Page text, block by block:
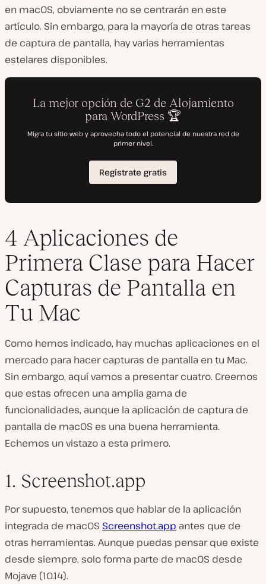
en macOS, obviamente no se centrarán en este
artículo. Sin embargo, para la mayoría de otras tareas
de captura de pantalla, hay varias herramientas
estelares disponibles.
4 Aplicaciones de
Primera Clase para Hacer
Capturas de Pantalla en
Tu Mac
Como hemos indicado, hay muchas aplicaciones en el
mercado para hacer capturas de pantalla en tu Mac.
Sin embargo, aquí vamos a presentar cuatro. Creemos
que estas ofrecen una amplia gama de
funcionalidades, aunque la aplicación de captura de
pantalla de macOS es una buena herramienta.
Echemos un vistazo a esta primero.
1. Screenshot.app
Por supuesto, tenemos que hablar de la aplicación
integrada de macOS Screenshot.app antes que de
otras herramientas. Aunque puedas pensar que existe
desde siempre, solo forma parte de macOS desde
Mojave (10.14).